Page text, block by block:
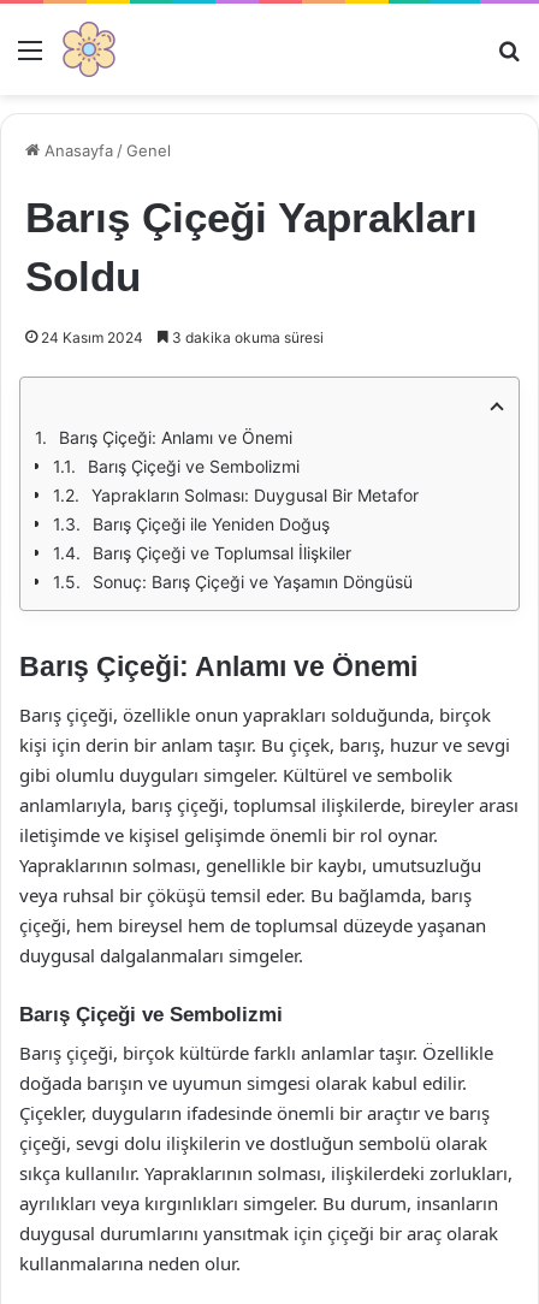
Menü
Anasayfa /Genel
Barış Çiçeği Yaprakları
Soldu
24 Kasım 2024 3 dakika okuma süresi
Barış Çiçeği: Anlamı ve Önemi
Barış Çiçeği ve Sembolizmi
Yaprakların Solması: Duygusal Bir Metafor
Barış Çiçeği ile Yeniden Doğuş
Barış Çiçeği ve Toplumsal İlişkiler
Sonuç: Barış Çiçeği ve Yaşamın Döngüsü
Barış Çiçeği: Anlamı ve Önemi
Barış çiçeği, özellikle onun yaprakları solduğunda, birçok
kişi için derin bir anlam taşır. Bu çiçek, barış, huzur ve sevgi
gibi olumlu duyguları simgeler. Kültürel ve sembolik
anlamlarıyla, barış çiçeği, toplumsal ilişkilerde, bireyler arası
iletişimde ve kişisel gelişimde önemli bir rol oynar.
Yapraklarının solması, genellikle bir kaybı, umutsuzluğu
veya ruhsal bir çöküşü temsil eder. Bu bağlamda, barış
çiçeği, hem bireysel hem de toplumsal düzeyde yaşanan
duygusal dalgalanmaları simgeler.
Barış Çiçeği ve Sembolizmi
Barış çiçeği, birçok kültürde farklı anlamlar taşır. Özellikle
doğada barışın ve uyumun simgesi olarak kabul edilir.
Çiçekler, duyguların ifadesinde önemli bir araçtır ve barış
çiçeği, sevgi dolu ilişkilerin ve dostluğun sembolü olarak
sıkça kullanılır. Yapraklarının solması, ilişkilerdeki zorlukları,
ayrılıkları veya kırgınlıkları simgeler. Bu durum, insanların
duygusal durumlarını yansıtmak için çiçeği bir araç olarak
kullanmalarına neden olur.